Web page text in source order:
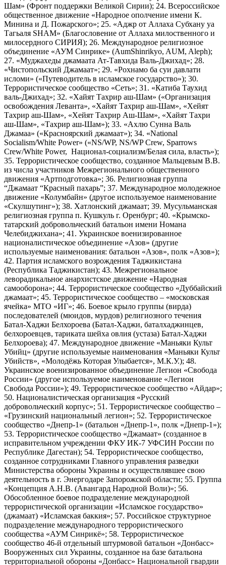
Шам» (Фронт поддержки Великой Сирии); 24. Всероссийское
общественное движение «Народное ополчение имени К.
Минина и Д. Пожарского»; 25. «Аджр от Аллаха Субхану уа
Тагьаля SHAM» (Благословение от Аллаха милоственного и
милосердного СИРИЯ); 26. Международное религиозное
объединение «АУМ Синрике» (AumShinrikyo, AUM, Aleph);
27. «Муджахеды джамаата Ат-Тавхида Валь-Джихад»; 28.
«Чистопольский Джамаат»; 29. «Рохнамо ба суи давлати
исломи» («Путеводитель в исламское государство»); 30.
Террористическое сообщество «Сеть»; 31. «Катиба Таухид
валь-Джихад»; 32. «Хайят Тахрир аш-Шам» («Организация
освобождения Леванта», «Хайят Тахрир аш-Шам», «Хейят
Тахрир аш-Шам», «Хейят Тахрир Аш-Шам», «Хайят Тахри
аш-Шам», «Тахрир аш-Шам»); 33. «Ахлю Сунна Валь
Джамаа» («Красноярский джамаат»); 34. «National
Socialism/White Power» («NS/WP, NS/WP Crew, Sparrows
Crew/White Power, Национал-социализм/Белая сила, власть»);
35. Террористическое сообщество, созданное Мальцевым В.В.
из числа участников Межрегионального общественного
движения «Артподготовка»; 36. Религиозная группа
“Джамаат “Красный пахарь”; 37. Международное молодежное
движение «Колумбайн» (другое используемое наименование
«Скулшутинг»); 38. Хатлонский джамаат; 39. Мусульманская
религиозная группа п. Кушкуль г. Оренбург; 40. «Крымско-
татарский добровольческий батальон имени Номана
Челебиджихана»; 41. Украинское военизированное
националистическое объединение «Азов» (другие
используемые наименования: батальон «Азов», полк «Азов»);
42. Партия исламского возрождения Таджикистана
(Республика Таджикистан); 43. Межрегиональное
леворадикальное анархистское движение «Народная
самооборона»; 44. Террористическое сообщество «Дуббайский
джамаат»; 45. Террористическое сообщество – «московская
ячейка» МТО «ИГ»; 46. Боевое крыло группы (вирда)
последователей (мюидов, мурдов) религиозного течения
Батал-Хаджи Белхороева (Батал-Хаджи, баталхаджинцев,
белхороевцев, тариката шейха овлия (устаза) Батал-Хаджи
Белхороева); 47. Международное движение «Маньяки Культ
Убийц» (другие используемые наименования «Маньяки Культ
Убийств», «Молодёжь Которая Улыбается», М.К.У.); 48.
Украинское военизированное объединение Легион «Свобода
России» (другое используемое наименование «Легион
Свобода России»); 49. Террористическое сообщество «Айдар»;
50. Националистическая организация «Русский
добровольческий корпус»; 51. Террористическое сообщество –
«Грузинский национальный легион»; 52. Террористическое
сообщество «Днепр-1» (батальон «Днепр-1», полк «Днепр-1»);
53. Террористическое сообщество «Джамаат» (созданное в
исправительном учреждении ФКУ ИК-7 УФСИН России по
Республике Дагестан); 54. Террористическое сообщество,
созданное сотрудниками Главного управления разведки
Министерства обороны Украины и осуществлявшее свою
деятельность в г. Энергодаре Запорожской области; 55. Группа
«Концепция А.Н.В. (Авангард Народной Воли)»; 56.
Обособленное боевое подразделение международной
террористической организации «Исламское государство»
(джамаат) «Исламская баккия»; 57. Российское структурное
подразделение международного террористического
сообщества «АУМ Синрикё»; 58. Террористическое
сообщество 46-й отдельный штурмовой батальон «Донбасс»
Вооруженных сил Украины, созданное на базе батальона
территориальной обороны «Донбасс» Национальной гвардии